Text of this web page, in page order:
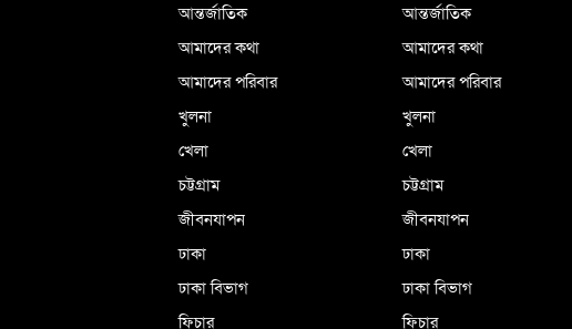
আন্তর্জাতিক
আমাদের কথা
আমাদের পরিবার
খুলনা
খেলা
চট্টগ্রাম
জীবনযাপন
ঢাকা
ঢাকা বিভাগ
ফিচার
আন্তর্জাতিক
আমাদের কথা
আমাদের পরিবার
খুলনা
খেলা
চট্টগ্রাম
জীবনযাপন
ঢাকা
ঢাকা বিভাগ
ফিচার